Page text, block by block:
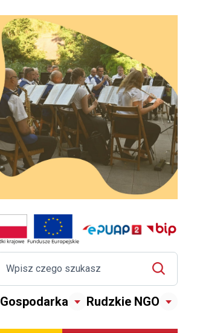
Gospodarka Rudzkie NGO